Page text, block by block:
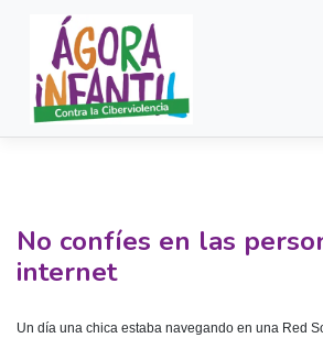
contenido
No confíes en las
internet
Un día una chica estaba navegando en una Red